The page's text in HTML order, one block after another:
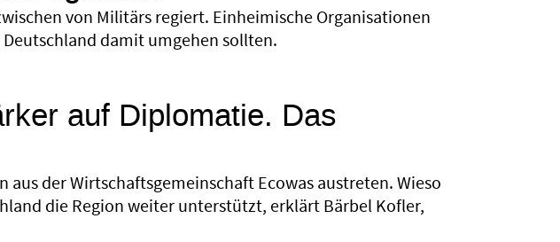
von Militärs regiert. Einheimische Organisationen
damit umgehen sollten.
auf Diplomatie. Das
aus der Wirtschaftsgemeinschaft Ecowas austreten. Wieso
die Region weiter unterstützt, erklärt Bärbel Kofler,